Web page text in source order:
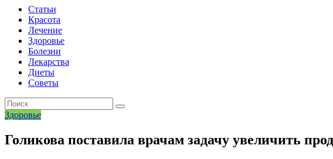
Статьи
Красота
Лечение
Здоровье
Болезни
Лекарства
Диеты
Советы
Здоровье
Голикова поставила врачам задачу увеличить